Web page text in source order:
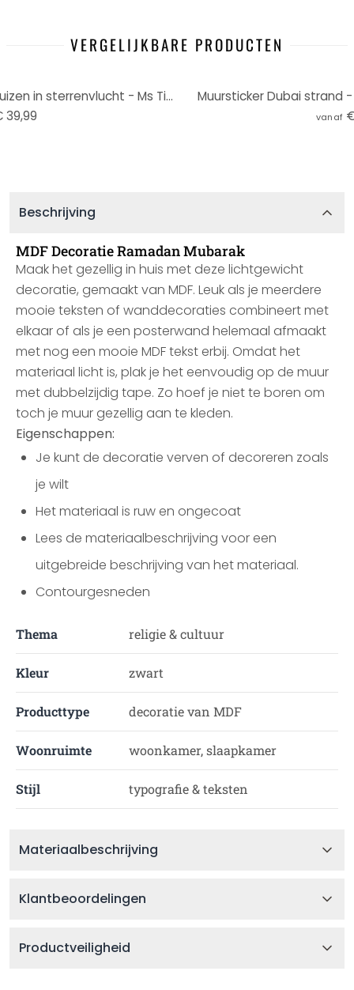
VERGELIJKBARE PRODUCTEN
Wanddecoratie zwanen en muizen in sterrenvlucht - Ms Tiff - Alu-Dibond
39,99
Muursticker Dubai strand
vanaf
Beschrijving
MDF Decoratie Ramadan Mubarak
Maak het gezellig in huis met deze lichtgewicht
decoratie, gemaakt van MDF. Leuk als je meerdere
mooie teksten of wanddecoraties combineert met
elkaar of als je een posterwand helemaal afmaakt
met nog een mooie MDF tekst erbij. Omdat het
materiaal licht is, plak je het eenvoudig op de muur
met dubbelzijdig tape. Zo hoef je niet te boren om
toch je muur gezellig aan te kleden.
Eigenschappen:
Je kunt de decoratie verven of decoreren zoals
je wilt
Het materiaal is ruw en ongecoat
Lees de materiaalbeschrijving voor een
uitgebreide beschrijving van het materiaal.
Contourgesneden
Thema religie & cultuur
Kleur zwart
Producttype decoratie van MDF
Woonruimte woonkamer, slaapkamer
Stijl typografie & teksten
Materiaalbeschrijving
Klantbeoordelingen
Productveiligheid